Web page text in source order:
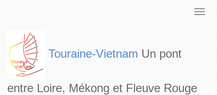
Touraine-Vietnam Un pont
entre Loire, Mékong et Fleuve Rouge